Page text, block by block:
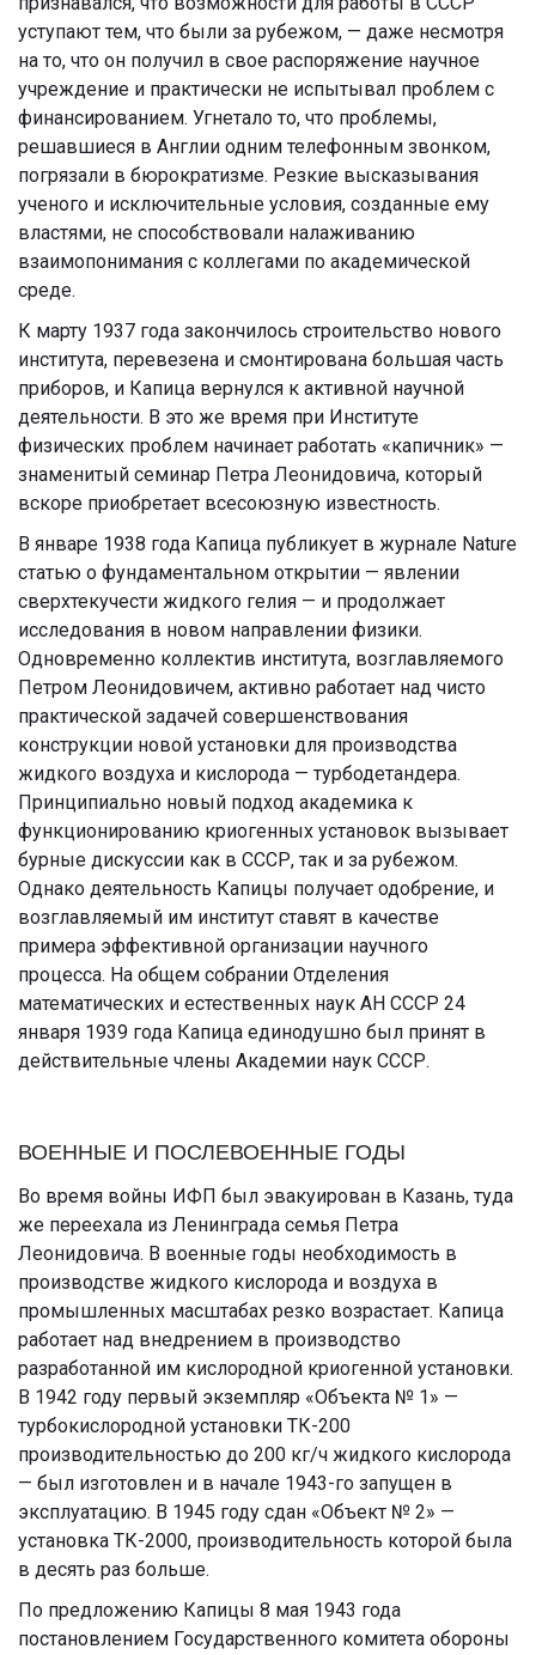
уступают тем, что были за рубежом, — даже несмотря
на то, что он получил в свое распоряжение научное
учреждение и практически не испытывал проблем с
финансированием. Угнетало то, что проблемы,
решавшиеся в Англии одним телефонным звонком,
погрязали в бюрократизме. Резкие высказывания
ученого и исключительные условия, созданные ему
властями, не способствовали налаживанию
взаимопонимания с коллегами по академической
среде.
К марту 1937 года закончилось строительство нового
института, перевезена и смонтирована большая часть
приборов, и Капица вернулся к активной научной
деятельности. В это же время при Институте
физических проблем начинает работать «капичник» —
знаменитый семинар Петра Леонидовича, который
вскоре приобретает всесоюзную известность.
В январе 1938 года Капица публикует в журнале Nature
статью о фундаментальном открытии — явлении
сверхтекучести жидкого гелия — и продолжает
исследования в новом направлении физики.
Одновременно коллектив института, возглавляемого
Петром Леонидовичем, активно работает над чисто
практической задачей совершенствования
конструкции новой установки для производства
жидкого воздуха и кислорода — турбодетандера.
Принципиально новый подход академика к
функционированию криогенных установок вызывает
бурные дискуссии как в СССР, так и за рубежом.
Однако деятельность Капицы получает одобрение, и
возглавляемый им институт ставят в качестве
примера эффективной организации научного
процесса. На общем собрании Отделения
математических и естественных наук АН СССР 24
января 1939 года Капица единодушно был принят в
действительные члены Академии наук СССР.
ВОЕННЫЕ И ПОСЛЕВОЕННЫЕ ГОДЫ
Во время войны ИФП был эвакуирован в Казань, туда
же переехала из Ленинграда семья Петра
Леонидовича. В военные годы необходимость в
производстве жидкого кислорода и воздуха в
промышленных масштабах резко возрастает. Капица
работает над внедрением в производство
разработанной им кислородной криогенной установки.
В 1942 году первый экземпляр «Объекта № 1» —
турбокислородной установки ТК-200
производительностью до 200 кг/ч жидкого кислорода
— был изготовлен и в начале 1943-го запущен в
эксплуатацию. В 1945 году сдан «Объект № 2» —
установка ТК-2000, производительность которой была
в десять раз больше.
По предложению Капицы 8 мая 1943 года
постановлением Государственного комитета обороны